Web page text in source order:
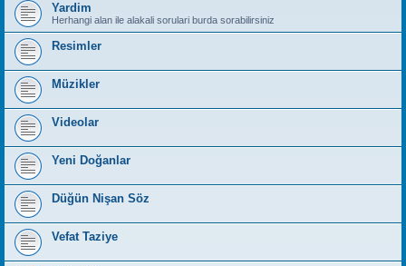
Yardim
Herhangi alan ile alakali sorulari burda sorabilirsiniz
Resimler
Müzikler
Videolar
Yeni Doğanlar
Düğün Nişan Söz
Vefat Taziye